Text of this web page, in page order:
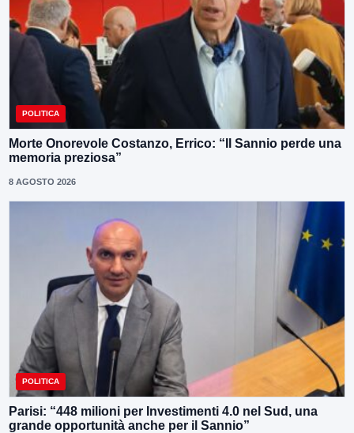
POLITICA
Morte Onorevole Costanzo, Errico: “Il Sannio perde una
memoria preziosa”
8 AGOSTO 2026
POLITICA
Parisi: “448 milioni per Investimenti 4.0 nel Sud, una
grande opportunità anche per il Sannio”